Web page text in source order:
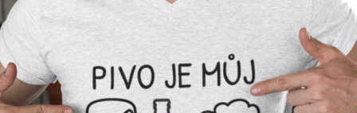
Kolekce
Oblečení
Přihlášení